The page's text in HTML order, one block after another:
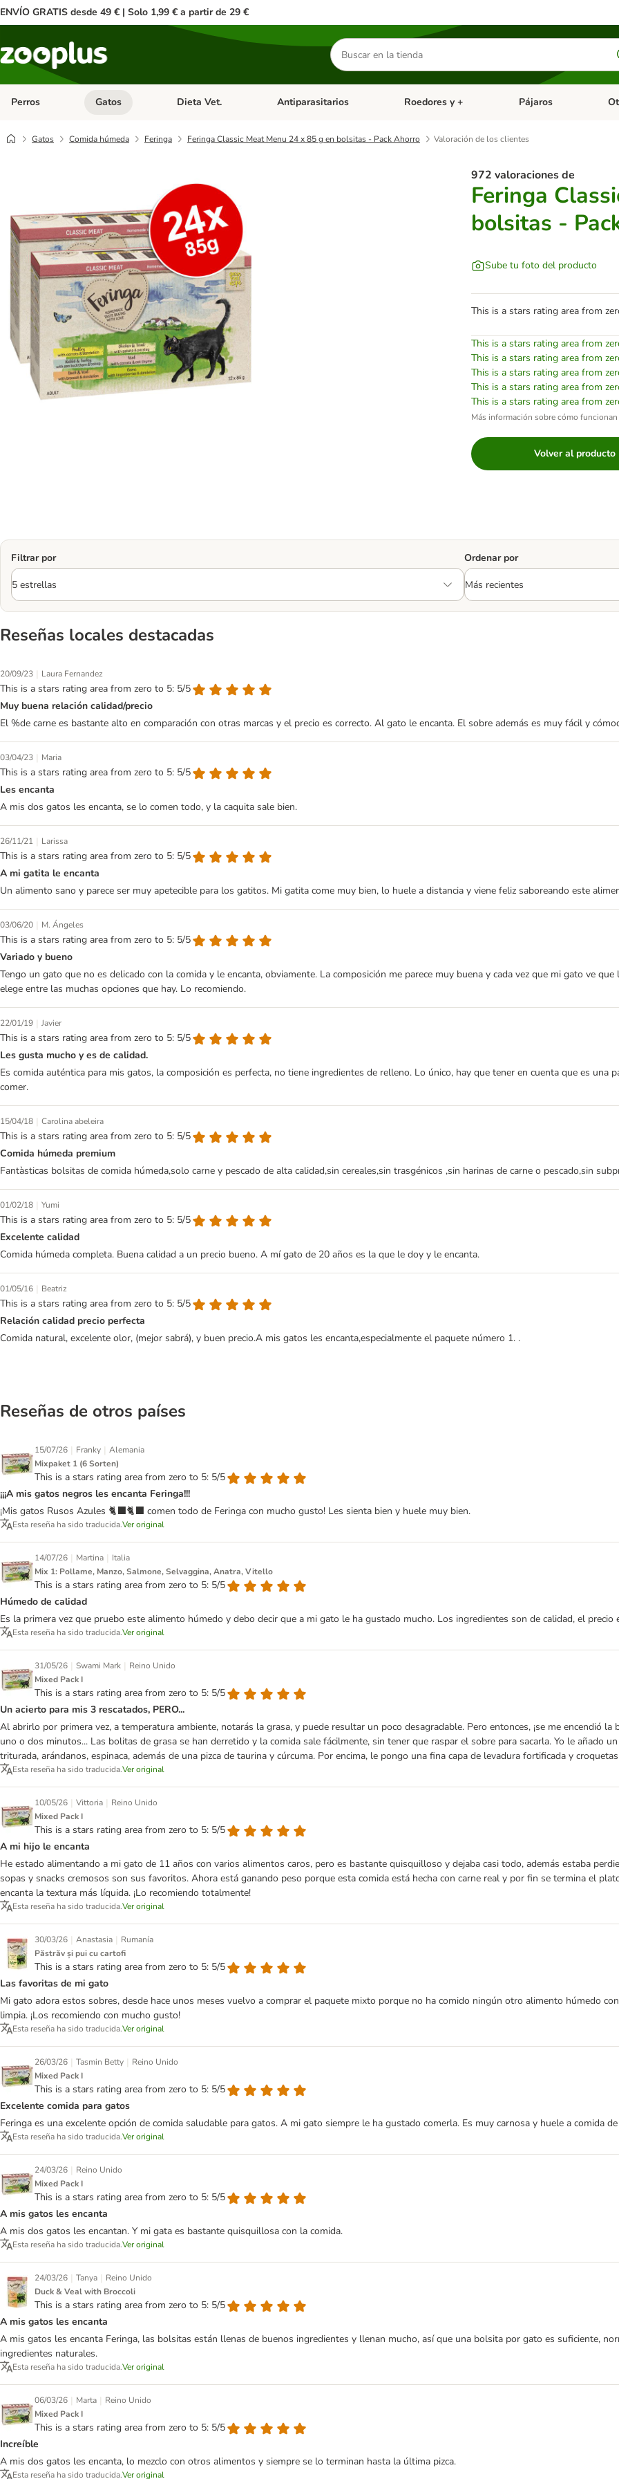
ENVÍO GRATIS desde 49 € | Solo 1,99 € a partir de 29 €
Buscar
productos
Perros Menú de categoria abierto: Perros
Gatos Menú de categoria abierto: Gatos
Dieta Vet. Menú de categoria abierto: Dieta Vet.
Antiparasitarios Menú de categoria abierto: Antiparasitarios
Roedores y + Menú de categoria
Pájaros
Gatos Comida húmeda Feringa Feringa Classic Meat Menu 24 x 85 g en bolsitas - Pack Ahorro Valoración de los clientes
972 valoraciones de
Feringa
bolsitas -
Sube tu foto del producto
This is a stars rating area from
This is a stars rating area from
This is a stars rating area from
This is a stars rating area from
This is a stars rating area from
This is a stars rating area from
Más información sobre cómo
Volver al producto
Filtrar por Ordenar por
Reseñas locales destacadas
20/09/23 | Laura Fernandez
This is a stars rating area from zero to 5: 5/5
Muy buena relación calidad/precio
El %de carne es bastante alto en comparación con otras marcas y el precio es correcto. Al gato le encanta. El sobre además es muy fácil y
03/04/23 | Maria
This is a stars rating area from zero to 5: 5/5
Les encanta
A mis dos gatos les encanta, se lo comen todo, y la caquita sale bien.
26/11/21 | Larissa
This is a stars rating area from zero to 5: 5/5
A mi gatita le encanta
Un alimento sano y parece ser muy apetecible para los gatitos. Mi gatita come muy bien, lo huele a distancia y viene feliz saboreando este
03/06/20 | M. Ángeles
This is a stars rating area from zero to 5: 5/5
Variado y bueno
Tengo un gato que no es delicado con la comida y le encanta, obviamente. La composición me parece muy buena y cada vez que mi gato ve
elege entre las muchas opciones que hay. Lo recomiendo.
22/01/19 | Javier
This is a stars rating area from zero to 5: 5/5
Les gusta mucho y es de calidad.
Es comida auténtica para mis gatos, la composición es perfecta, no tiene ingredientes de relleno. Lo único, hay que tener en cuenta que es
comer.
15/04/18 | Carolina abeleira
This is a stars rating area from zero to 5: 5/5
Comida húmeda premium
Fantàsticas bolsitas de comida húmeda,solo carne y pescado de alta calidad,sin cereales,sin trasgénicos ,sin harinas de carne o pescado,sin
01/02/18 | Yumi
This is a stars rating area from zero to 5: 5/5
Excelente calidad
Comida húmeda completa. Buena calidad a un precio bueno. A mí gato de 20 años es la que le doy y le encanta.
01/05/16 | Beatriz
This is a stars rating area from zero to 5: 5/5
Relación calidad precio perfecta
Comida natural, excelente olor, (mejor sabrá), y buen precio.A mis gatos les encanta,especialmente el paquete número 1. .
Reseñas de otros países
15/07/26 | Franky | Alemania
Mixpaket 1 (6 Sorten)
This is a stars rating area from zero to 5: 5/5
¡¡¡A mis gatos negros les encanta Feringa!!!
¡Mis gatos Rusos Azules 🐈‍⬛🐈‍⬛ comen todo de Feringa con mucho gusto! Les sienta bien y huele muy bien.
Esta reseña ha sido traducida.Ver original
14/07/26 | Martina | Italia
Mix 1: Pollame, Manzo, Salmone, Selvaggina, Anatra, Vitello
This is a stars rating area from zero to 5: 5/5
Húmedo de calidad
Es la primera vez que pruebo este alimento húmedo y debo decir que a mi gato le ha gustado mucho. Los ingredientes son de calidad, el precio
Esta reseña ha sido traducida.Ver original
31/05/26 | Swami Mark | Reino Unido
Mixed Pack I
This is a stars rating area from zero to 5: 5/5
Un acierto para mis 3 rescatados, PERO...
Al abrirlo por primera vez, a temperatura ambiente, notarás la grasa, y puede resultar un poco desagradable. Pero entonces, ¡se me encendió
uno o dos minutos... Las bolitas de grasa se han derretido y la comida sale fácilmente, sin tener que raspar el sobre para sacarla. Yo le añado
triturada, arándanos, espinaca, además de una pizca de taurina y cúrcuma. Por encima, le pongo una fina capa de levadura fortificada y
Esta reseña ha sido traducida.Ver original
10/05/26 | Vittoria | Reino Unido
Mixed Pack I
This is a stars rating area from zero to 5: 5/5
A mi hijo le encanta
He estado alimentando a mi gato de 11 años con varios alimentos caros, pero es bastante quisquilloso y dejaba casi todo, además estaba
sopas y snacks cremosos son sus favoritos. Ahora está ganando peso porque esta comida está hecha con carne real y por fin se termina el
encanta la textura más líquida. ¡Lo recomiendo totalmente!
Esta reseña ha sido traducida.Ver original
30/03/26 | Anastasia | Rumanía
Păstrăv și pui cu cartofi
This is a stars rating area from zero to 5: 5/5
Las favoritas de mi gato
Mi gato adora estos sobres, desde hace unos meses vuelvo a comprar el paquete mixto porque no ha comido ningún otro alimento húmedo
limpia. ¡Los recomiendo con mucho gusto!
Esta reseña ha sido traducida.Ver original
26/03/26 | Tasmin Betty | Reino Unido
Mixed Pack I
This is a stars rating area from zero to 5: 5/5
Excelente comida para gatos
Feringa es una excelente opción de comida saludable para gatos. A mi gato siempre le ha gustado comerla. Es muy carnosa y huele a comida
Esta reseña ha sido traducida.Ver original
24/03/26 | Reino Unido
Mixed Pack I
This is a stars rating area from zero to 5: 5/5
A mis gatos les encanta
A mis dos gatos les encantan. Y mi gata es bastante quisquillosa con la comida.
Esta reseña ha sido traducida.Ver original
24/03/26 | Tanya | Reino Unido
Duck & Veal with Broccoli
This is a stars rating area from zero to 5: 5/5
A mis gatos les encanta
A mis gatos les encanta Feringa, las bolsitas están llenas de buenos ingredientes y llenan mucho, así que una bolsita por gato es suficiente,
ingredientes naturales.
Esta reseña ha sido traducida.Ver original
06/03/26 | Marta | Reino Unido
Mixed Pack I
This is a stars rating area from zero to 5: 5/5
Increíble
A mis dos gatos les encanta, lo mezclo con otros alimentos y siempre se lo terminan hasta la última pizca.
Esta reseña ha sido traducida.Ver original